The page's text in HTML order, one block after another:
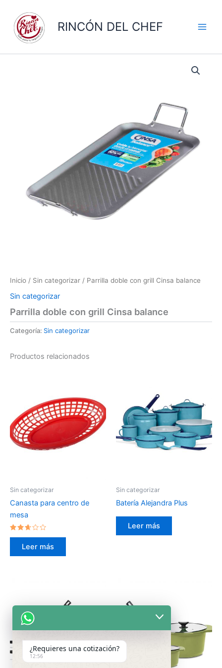
contenido
RINCÓN DEL CHEF
Inicio / Sin categorizar / Parrilla doble con grill Cinsa balance
Sin categorizar
Parrilla doble con grill Cinsa balance
Categoría: Sin categorizar
Productos relacionados
Sin categorizar
Canasta para centro de
mesa
Valorado
2.50Leer más
Sin categorizar
Batería Alejandra Plus
Leer más
¿Requieres una cotización?
12:56